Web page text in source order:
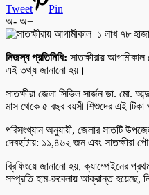
Tweet
Pin
অ- অ+
নিজস্ব প্রতিনিধি: সাতক্ষীরায়
এই তথ্য জানানো হয়।
সাতক্ষীরা জেলা সিভিল সার্জন ডা. মো.
মাস থেকে ৫ বছর বয়সী শিশুদের এই টিকা
পরিসংখ্যান অনুযায়ী, জেলার সাতটি
দেবহাটায়: ১১,৪৬২ জন এবং সাতক্ষীরা
ব্রিফিংয়ে জানানো হয়, ক্যাম্পেইনের
সম্প্রতি হাম-রুবেলায় আক্রান্ত হয়েছে,